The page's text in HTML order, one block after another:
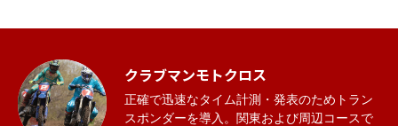
クラブマンモトクロス
正確で迅速なタイム計測・発表のためトラン
スポンダーを導入。関東および周辺コースで